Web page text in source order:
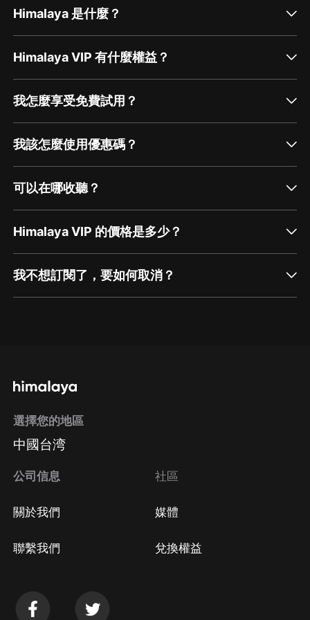
Himalaya 是什麼？
Himalaya VIP 有什麼權益？
我怎麼享受免費試用？
我該怎麼使用優惠碼？
可以在哪收聽？
Himalaya VIP 的價格是多少？
我不想訂閱了，要如何取消？
方法 Google Play取消訂閱方法
選擇您的地區
中國台湾
公司信息
關於我們
聯繫我們
社區
媒體
兌換權益